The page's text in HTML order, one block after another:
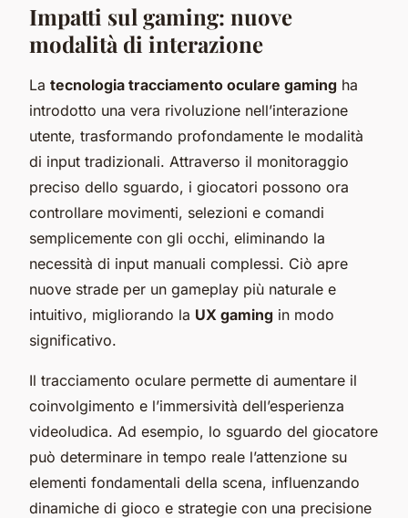
Impatti sul gaming: nuove
modalità di interazione
La tecnologia tracciamento oculare gaming ha
introdotto una vera rivoluzione nell’interazione
utente, trasformando profondamente le modalità
di input tradizionali. Attraverso il monitoraggio
preciso dello sguardo, i giocatori possono ora
controllare movimenti, selezioni e comandi
semplicemente con gli occhi, eliminando la
necessità di input manuali complessi. Ciò apre
nuove strade per un gameplay più naturale e
intuitivo, migliorando la UX gaming in modo
significativo.
Il tracciamento oculare permette di aumentare il
coinvolgimento e l’immersività dell’esperienza
videoludica. Ad esempio, lo sguardo del giocatore
può determinare in tempo reale l’attenzione su
elementi fondamentali della scena, influenzando
dinamiche di gioco e strategie con una precisione